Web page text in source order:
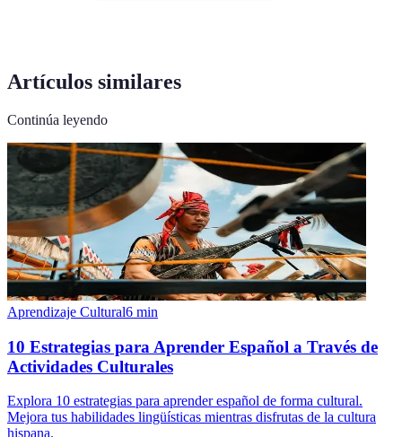
Artículos similares
Continúa leyendo
Aprendizaje Cultural6 min
10 Estrategias para Aprender Español a Través de
Actividades Culturales
Explora 10 estrategias para aprender español de forma cultural.
Mejora tus habilidades lingüísticas mientras disfrutas de la cultura
hispana.